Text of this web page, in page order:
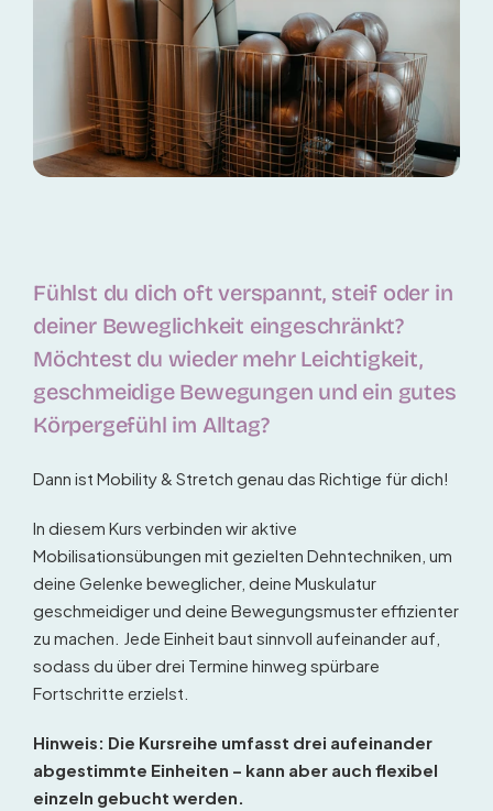
Fühlst du dich oft verspannt, steif oder in
deiner Beweglichkeit eingeschränkt?
Möchtest du wieder mehr Leichtigkeit,
geschmeidige Bewegungen und ein gutes
Körpergefühl im Alltag?
Dann ist Mobility & Stretch genau das Richtige für dich!
In diesem Kurs verbinden wir aktive
Mobilisationsübungen mit gezielten Dehntechniken, um
deine Gelenke beweglicher, deine Muskulatur
geschmeidiger und deine Bewegungsmuster effizienter
zu machen. Jede Einheit baut sinnvoll aufeinander auf,
sodass du über drei Termine hinweg spürbare
Fortschritte erzielst.
Hinweis: Die Kursreihe umfasst drei aufeinander
abgestimmte Einheiten – kann aber auch flexibel
einzeln gebucht werden.